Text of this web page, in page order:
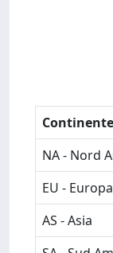
Continente
NA - Nord
EU - Europa
AS - Asia